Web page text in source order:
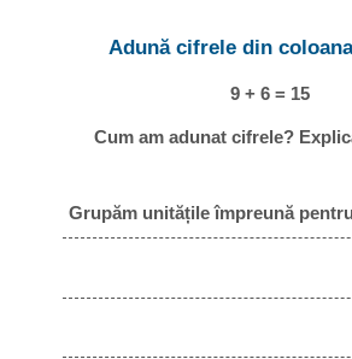
Adună cifrele din
9 + 6 = 15
Cum am adunat cifrele?
Grupăm unitățile împreună